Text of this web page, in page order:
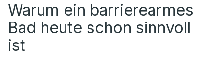
Warum ein barrierearmes
Bad heute schon sinnvoll
ist